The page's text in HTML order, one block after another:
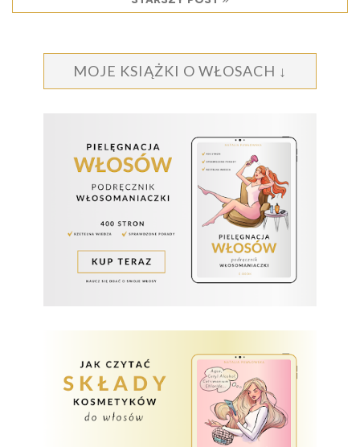
MOJE KSIĄŻKI O WŁOSACH ↓